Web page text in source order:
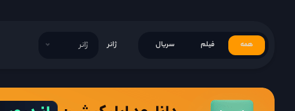
همه فیلم سریال ژانر ژانر